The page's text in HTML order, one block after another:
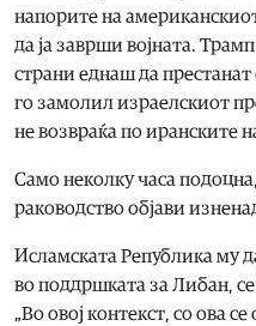
напорите на
да ја заврши војната.
страни еднаш да престанат
го замолил израелскиот
не возвраќа по иранските
Само неколку часа
раководство објави
Исламската Република му
во поддршката за Либан,
„Во овој контекст, со ова